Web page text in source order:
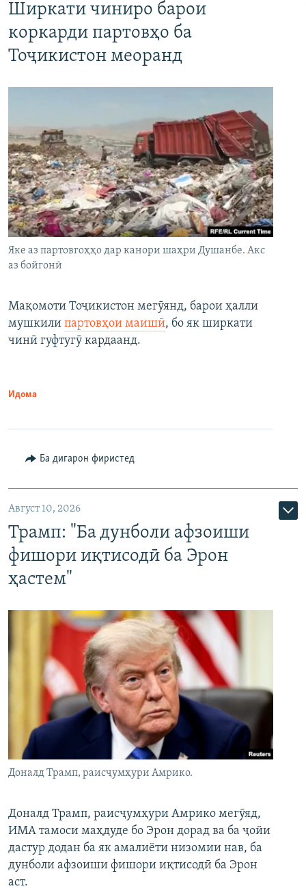
Ширкати чиниро барои
коркарди партовҳо ба
Тоҷикистон меоранд
Яке аз партовгоҳҳо дар канори шаҳри Душанбе. Акс
аз бойгонӣ
Мақомоти Тоҷикистон мегӯянд, барои ҳалли
мушкили партовҳои маишӣ, бо як ширкати
чинӣ гуфтугӯ кардаанд.
Идома
Ба дигарон фиристед
Август 10, 2026
Трамп: "Ба дунболи афзоиши
фишори иқтисодӣ ба Эрон
ҳастем"
Доналд Трамп, раисҷумҳури Амрико.
Доналд Трамп, раисҷумҳури Амрико мегӯяд,
ИМА тамоси маҳдуде бо Эрон дорад ва ба ҷойи
дастур додан ба як амалиёти низомии нав, ба
дунболи афзоиши фишори иқтисодӣ ба Эрон
аст.